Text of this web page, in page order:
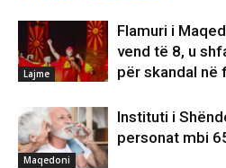
Lajme
Flamuri i
vend të 8, u
për skandal
Maqedoni
Instituti i
personat mbi